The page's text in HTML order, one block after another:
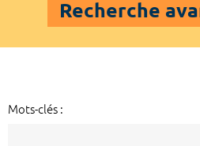
Recherche
Mots-clés :